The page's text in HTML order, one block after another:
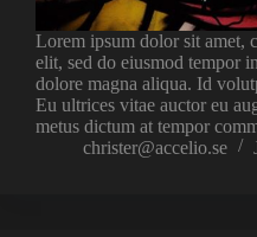
Lorem ipsum dolor sit amet,
elit, sed do eiusmod tempor
dolore magna aliqua. Id
Eu ultrices vitae auctor eu
metus dictum at tempor
christer@accelio.se